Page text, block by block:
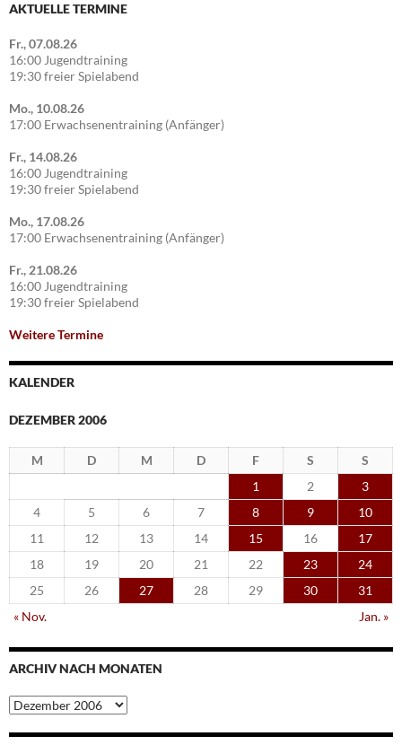
AKTUELLE TERMINE
Fr., 07.08.26
16:00 Jugendtraining
19:30 freier Spielabend
Mo., 10.08.26
17:00 Erwachsenentraining (Anfänger)
Fr., 14.08.26
16:00 Jugendtraining
19:30 freier Spielabend
Mo., 17.08.26
17:00 Erwachsenentraining (Anfänger)
Fr., 21.08.26
16:00 Jugendtraining
19:30 freier Spielabend
Weitere Termine
KALENDER
DEZEMBER 2006
M D M D F S
S
1
2
3
4
5 6 7 8 9
10
11
12 13 14 15 16
17
18
19 20 21 22 23
24
25
26 27 28 29 30
31
« Nov.
Jan. »
ARCHIV NACH MONATEN
Archiv
nach
Monaten